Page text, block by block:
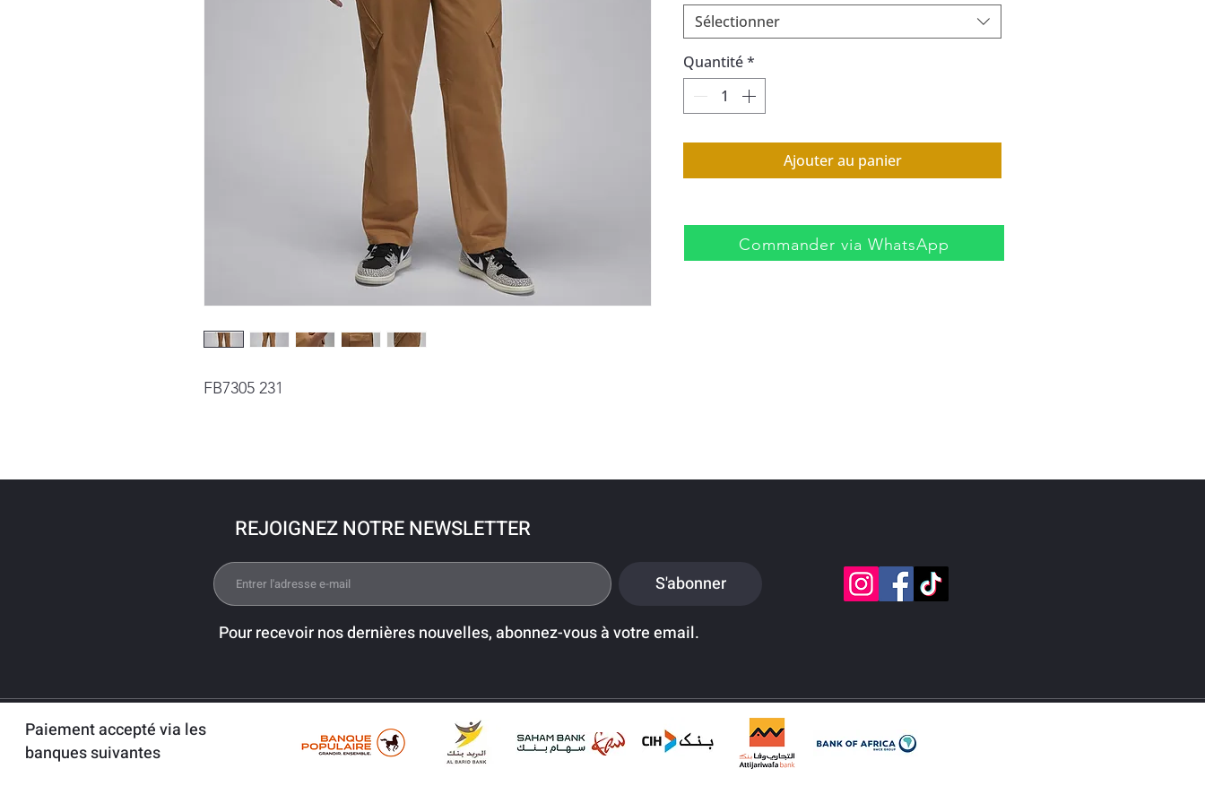
FB7305 231
Sélectionner
Quantité*
Ajouter au panier
Commander via WhatsApp
REJOIGNEZ NOTRE NEWSLETTER
S'abonner
Pour recevoir nos dernières nouvelles, abonnez-vous à votre email.
Paiement accepté via les
banques suivantes